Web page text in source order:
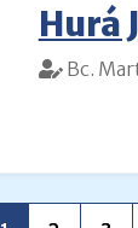
Hurá
Bc.